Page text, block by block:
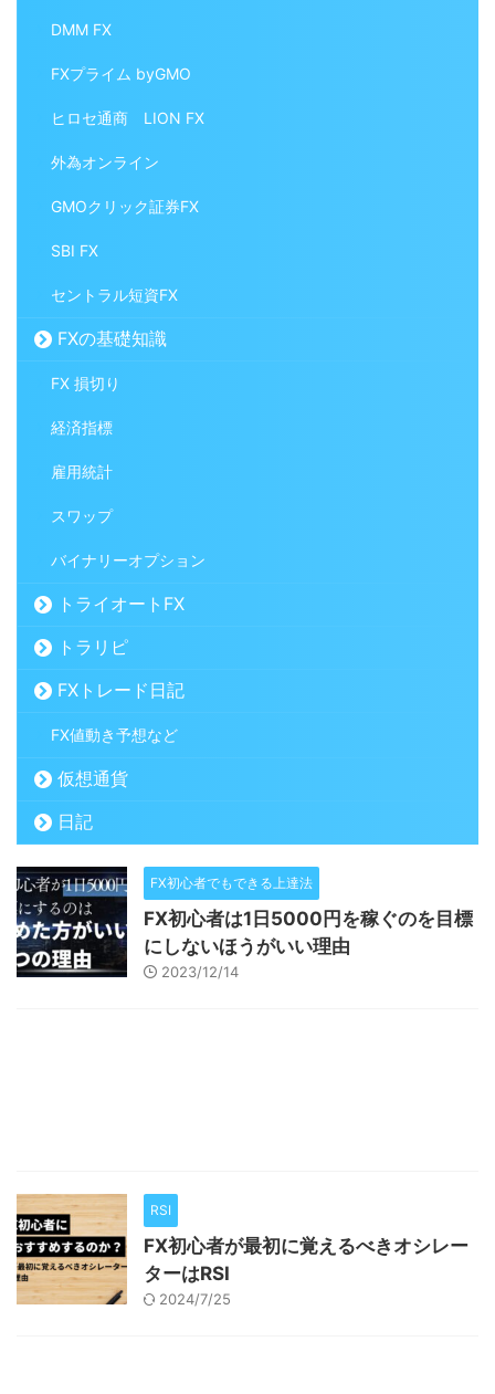
DMM FX
FXプライム byGMO
ヒロセ通商 LION FX
外為オンライン
GMOクリック証券FX
SBI FX
セントラル短資FX
FXの基礎知識
FX 損切り
経済指標
雇用統計
スワップ
バイナリーオプション
トライオートFX
トラリピ
FXトレード日記
FX値動き予想など
仮想通貨
日記
FX初心者でもできる上達法
FX初心者は1日5000円を稼ぐのを目標
にしないほうがいい理由
2023/12/14
RSI
FX初心者が最初に覚えるべきオシレー
ターはRSI
2024/7/25